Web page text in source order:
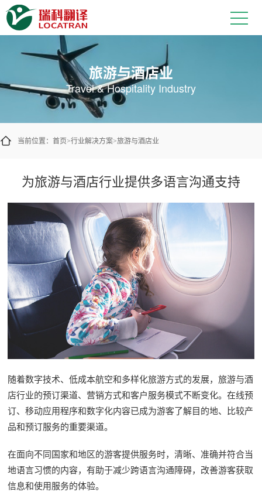
让旅游信息更易于不同语言的游客
旅游与酒店业
Travel & Hospitality Industry
当前位置： 首页>行业解决方案>旅游与酒店业
为旅游与酒店行业提供多语言沟通支持
随着数字技术、低成本航空和多样化旅游方式的发展，旅游与酒
店行业的预订渠道、营销方式和客户服务模式不断变化。在线预
订、移动应用程序和数字化内容已成为游客了解目的地、比较产
品和预订服务的重要渠道。
在面向不同国家和地区的游客提供服务时，清晰、准确并符合当
地语言习惯的内容，有助于减少跨语言沟通障碍，改善游客获取
信息和使用服务的体验。